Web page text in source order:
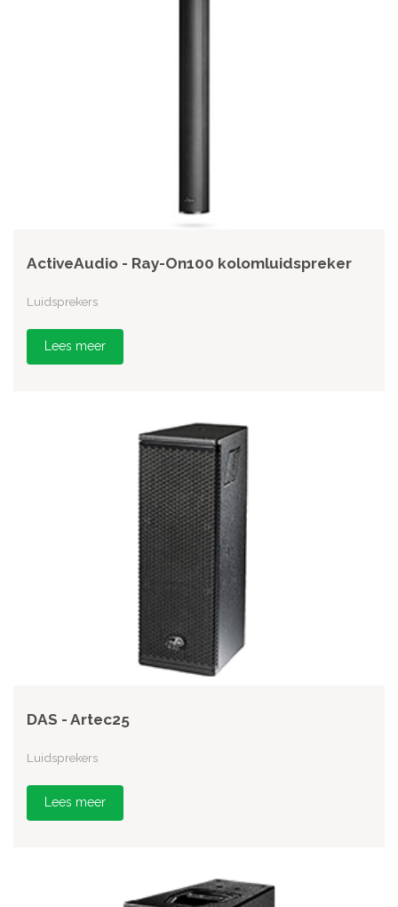
ActiveAudio - Ray-On100 kolomluidspreker
Luidsprekers
Lees meer
DAS - Artec25
Luidsprekers
Lees meer